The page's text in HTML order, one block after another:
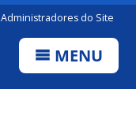
Administradores do Site
MENU